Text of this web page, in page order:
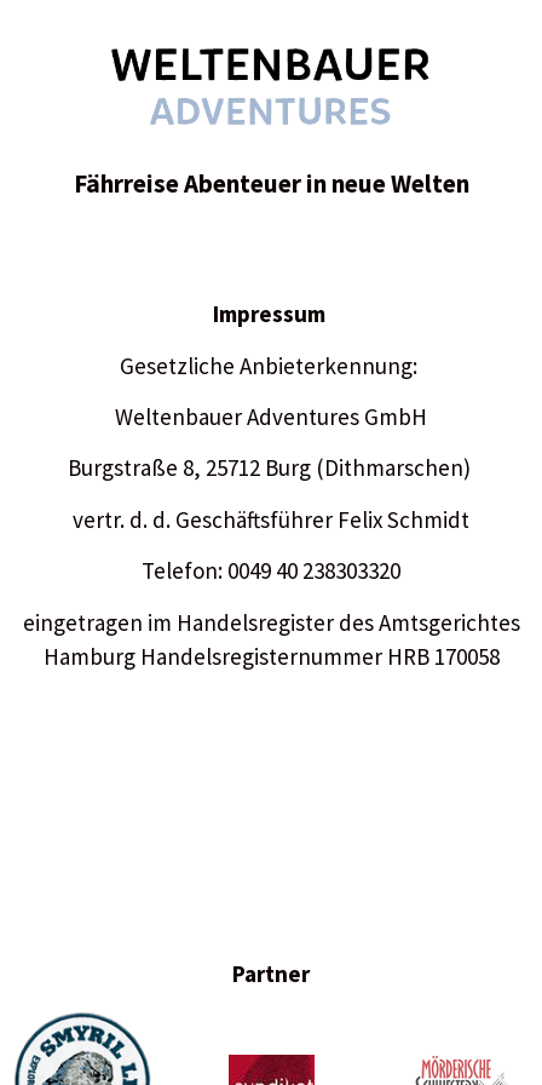
Fährreise Abenteuer in neue Welten
Impressum
Gesetzliche Anbieterkennung:
Weltenbauer Adventures GmbH
Burgstraße 8, 25712 Burg (Dithmarschen)
vertr. d. d. Geschäftsführer Felix Schmidt
Telefon: 0049 40 238303320
eingetragen im Handelsregister des Amtsgerichtes
Hamburg Handelsregisternummer HRB 170058
Partner